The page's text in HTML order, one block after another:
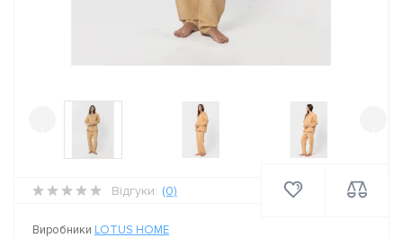
Відгуки: (0)
Виробники LOTUS HOME